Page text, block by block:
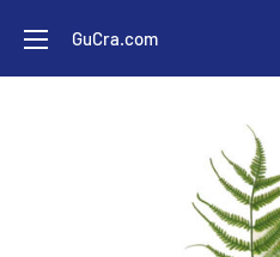
テ
GuCra.com